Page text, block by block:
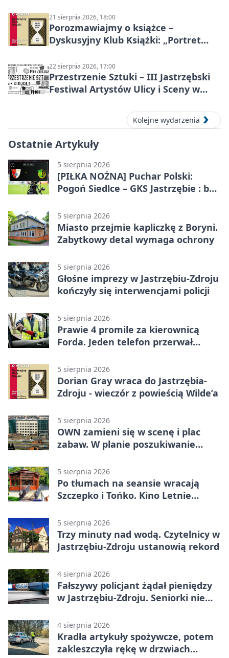
21 sierpnia 2026, 18:00
Porozmawiajmy o książce –
Dyskusyjny Klub Książki: „Portret
22 sierpnia 2026, 17:00
Przestrzenie Sztuki – III Jastrzębski
Festiwal Artystów Ulicy i Sceny w
Kolejne wydarzenia
Ostatnie Artykuły
5 sierpnia 2026
[PIŁKA NOŻNA] Puchar Polski:
Pogoń Siedlce – GKS Jastrzębie : bez
5 sierpnia 2026
Miasto przejmie kapliczkę z Boryni.
Zabytkowy detal wymaga ochrony
5 sierpnia 2026
Głośne imprezy w Jastrzębiu-Zdroju
kończyły się interwencjami policji
5 sierpnia 2026
Prawie 4 promile za kierownicą
Forda. Jeden telefon przerwał
5 sierpnia 2026
Dorian Gray wraca do Jastrzębia-
Zdroju - wieczór z powieścią Wilde’a
5 sierpnia 2026
OWN zamieni się w scenę i plac
zabaw. W planie poszukiwanie
5 sierpnia 2026
Po tłumach na seansie wracają
Szczepko i Tońko. Kino Letnie
5 sierpnia 2026
Trzy minuty nad wodą. Czytelnicy w
Jastrzębiu-Zdroju ustanowią rekord
4 sierpnia 2026
Fałszywy policjant żądał pieniędzy
w Jastrzębiu-Zdroju. Seniorki nie
4 sierpnia 2026
Kradła artykuły spożywcze, potem
zakleszczyła rękę w drzwiach